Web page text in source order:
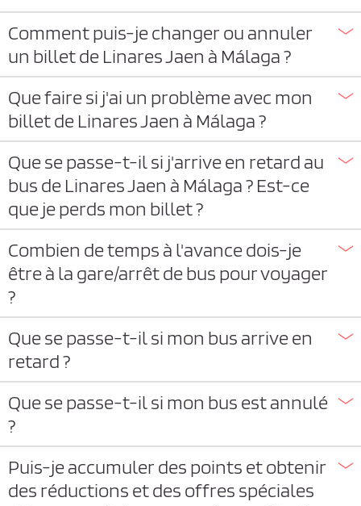
Comment puis-je changer ou annuler
un billet de Linares Jaen à Málaga ?
Que faire si j'ai un problème avec mon
billet de Linares Jaen à Málaga ?
Que se passe-t-il si j'arrive en retard au
bus de Linares Jaen à Málaga ? Est-ce
que je perds mon billet ?
Combien de temps à l'avance dois-je
être à la gare/arrêt de bus pour voyager
?
Que se passe-t-il si mon bus arrive en
retard ?
Que se passe-t-il si mon bus est annulé
?
Puis-je accumuler des points et obtenir
des réductions et des offres spéciales